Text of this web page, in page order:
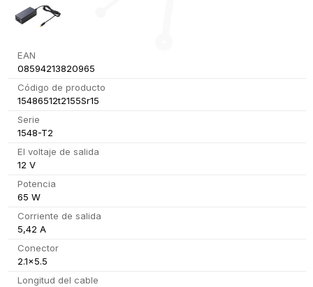
EAN
08594213820965
Código de producto
15486512t2155Sr15
Serie
1548-T2
El voltaje de salida
12 V
Potencia
65 W
Corriente de salida
5,42 A
Conector
2.1x5.5
Longitud del cable